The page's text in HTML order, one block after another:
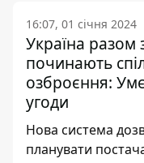
16:07, 01 січня 2024
Україна
починають
озброєння:
угоди
Нова система
планувати